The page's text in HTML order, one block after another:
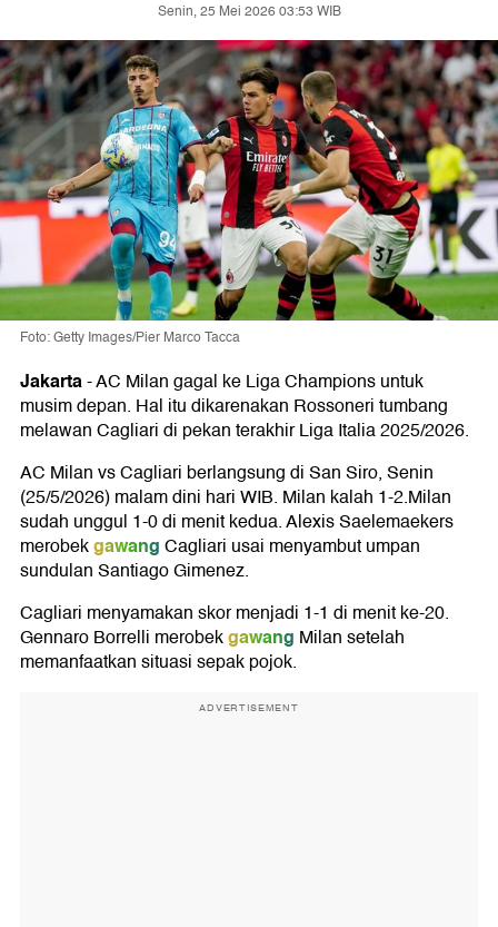
Senin, 25 Mei 2026 03:53 WIB
Foto: Getty Images/Pier Marco Tacca
Jakarta-AC Milan gagal ke Liga Champions untuk
musim depan. Hal itu dikarenakan Rossoneri tumbang
melawan Cagliari di pekan terakhir Liga Italia 2025/2026.
AC Milan vs Cagliari berlangsung di San Siro, Senin
(25/5/2026) malam dini hari WIB. Milan kalah 1-2.Milan
sudah unggul 1-0 di menit kedua. Alexis Saelemaekers
merobekgawangCagliari usai menyambut umpan
sundulan Santiago Gimenez.
Cagliari menyamakan skor menjadi 1-1 di menit ke-20.
Gennaro Borrelli merobekgawang Milan setelah
memanfaatkan situasi sepak pojok.
ADVERTISEMENT